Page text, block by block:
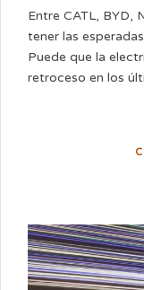
Entre CATL, BYD,
tener las
Puede que la
retroceso en los